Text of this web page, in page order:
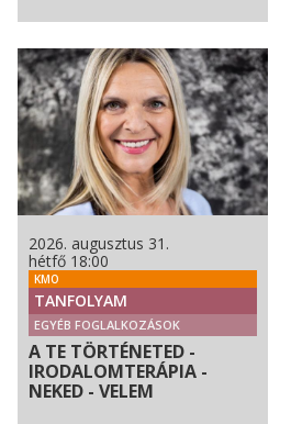
2026. augusztus 31.
hétfő 18:00
KMO
TANFOLYAM
EGYÉB FOGLALKOZÁSOK
A TE TÖRTÉNETED -
IRODALOMTERÁPIA -
NEKED - VELEM